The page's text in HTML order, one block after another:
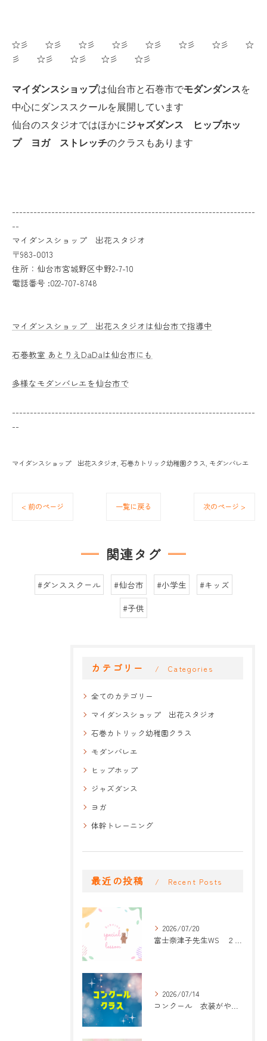
☆彡 ☆彡 ☆彡 ☆彡 ☆彡 ☆彡 ☆彡 ☆
彡 ☆彡 ☆彡 ☆彡 ☆彡
マイダンスショップは仙台市と石巻市でモダンダンスを
中心にダンススクールを展開しています
仙台のスタジオではほかにジャズダンス ヒップホッ
プ ヨガ ストレッチのクラスもあります
--------------------------------------------------------------------
--
マイダンスショップ 出花スタジオ
〒983-0013
住所：仙台市宮城野区中野2-7-10
電話番号 :022-707-8748
マイダンスショップ 出花スタジオは仙台市で指導中
石巻教室 あとりえDaDaは仙台市にも
多様なモダンバレエを仙台市で
--------------------------------------------------------------------
--
マイダンスショップ 出花スタジオ 石巻カトリック幼稚園クラス モダンバレエ
< 前のページ 一覧に戻る 次のページ >
関連タグ
#ダンススクール #仙台市 #小学生
#キッズ
#子供
カテゴリー Categories
全てのカテゴリー
マイダンスショップ 出花スタジオ
石巻カトリック幼稚園クラス
モダンバレエ
ヒップホップ
ジャズダンス
ヨガ
体幹トレーニング
最近の投稿 Recent Posts
2026/07/20
富士奈津子先生WS ２回目
2026/07/14
コンクール 衣装がやって来た！